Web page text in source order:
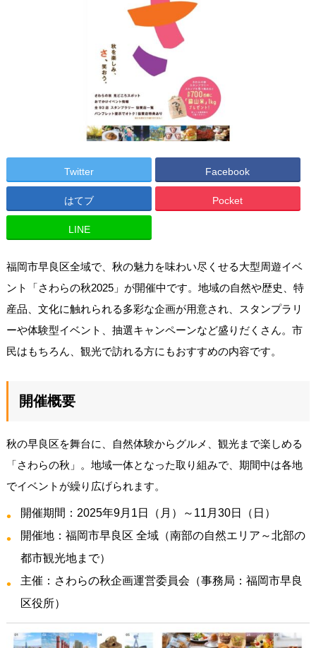
Twitter Facebook
はてブ Pocket
LINE
福岡市早良区全域で、秋の魅力を味わい尽くせる大型周遊イベ
ント「さわらの秋2025」が開催中です。地域の自然や歴史、特
産品、文化に触れられる多彩な企画が用意され、スタンプラリ
ーや体験型イベント、抽選キャンペーンなど盛りだくさん。市
民はもちろん、観光で訪れる方にもおすすめの内容です。
開催概要
秋の早良区を舞台に、自然体験からグルメ、観光まで楽しめる
「さわらの秋」。地域一体となった取り組みで、期間中は各地
でイベントが繰り広げられます。
開催期間：2025年9月1日（月）～11月30日（日）
開催地：福岡市早良区 全域（南部の自然エリア～北部の
都市観光地まで）
主催：さわらの秋企画運営委員会（事務局：福岡市早良
区役所）